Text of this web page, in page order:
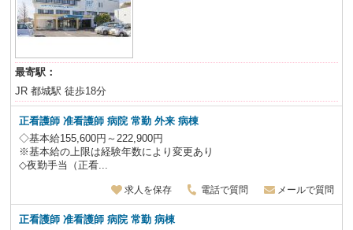
最寄駅：
JR 都城駅 徒歩18分
正看護師 准看護師 病院 常勤外来 病棟
◇基本給155,600円～222,900円
※基本給の上限は経験年数により変更あり
◇夜勤手当（正看...
求人を保存 電話で質問 メールで質問
正看護師 准看護師 病院 常勤 病棟